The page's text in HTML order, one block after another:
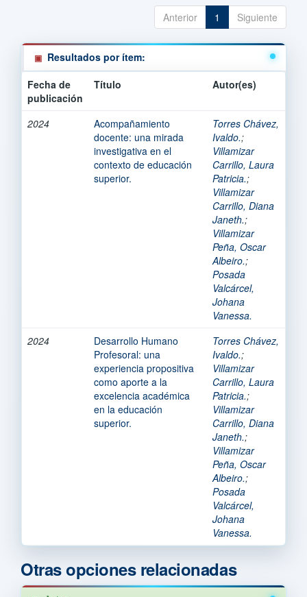
Anterior 1 Siguiente
Resultados por ítem:
Fecha de
publicación
Título Autor(es)
2024
Acompañamiento
docente: una mirada
investigativa en el
contexto de educación
superior.
Torres Chávez,
Ivaldo.;
Villamizar
Carrillo, Laura
Patricia.;
Villamizar
Carrillo, Diana
Janeth.;
Villamizar
Peña, Oscar
Albeiro.;
Posada
Valcárcel,
Johana
Vanessa.
2024
Desarrollo Humano
Profesoral: una
experiencia propositiva
como aporte a la
excelencia académica
en la educación
superior.
Torres Chávez,
Ivaldo.;
Villamizar
Carrillo, Laura
Patricia.;
Villamizar
Carrillo, Diana
Janeth.;
Villamizar
Peña, Oscar
Albeiro.;
Posada
Valcárcel,
Johana
Vanessa.
Otras opciones relacionadas